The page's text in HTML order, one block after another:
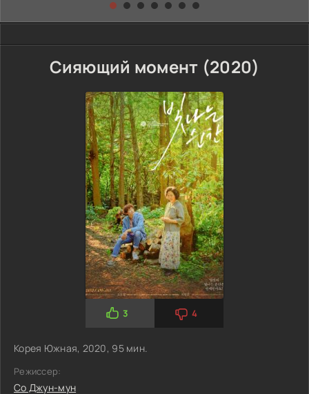
Сияющий момент (2020)
3 4
Корея Южная, 2020, 95 мин.
Режиссер:
Со Джун-мун